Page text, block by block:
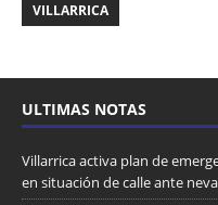
VILLARRICA
ULTIMAS NOTAS
Villarrica activa plan de
en situación de calle ante